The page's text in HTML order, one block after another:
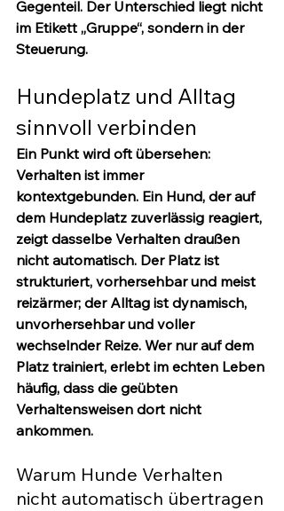
Gegenteil. Der Unterschied liegt nicht
im Etikett „Gruppe“, sondern in der
Steuerung.
Hundeplatz und Alltag
sinnvoll verbinden
Ein Punkt wird oft übersehen:
Verhalten ist immer
kontextgebunden. Ein Hund, der auf
dem Hundeplatz zuverlässig reagiert,
zeigt dasselbe Verhalten draußen
nicht automatisch. Der Platz ist
strukturiert, vorhersehbar und meist
reizärmer; der Alltag ist dynamisch,
unvorhersehbar und voller
wechselnder Reize. Wer nur auf dem
Platz trainiert, erlebt im echten Leben
häufig, dass die geübten
Verhaltensweisen dort nicht
ankommen.
Warum Hunde Verhalten
nicht automatisch übertragen